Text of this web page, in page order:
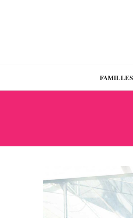
FAMILLES